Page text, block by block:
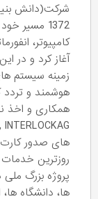
شرکت(دانش
1372 مسیر
کامپیوتر،
آغاز کرد و در
زمینه سیستم
هوشمند و
همکاری و اخذ
های صدور
روزترین خدمات
پروژه بزرگ ملی
ها، دانشگاه